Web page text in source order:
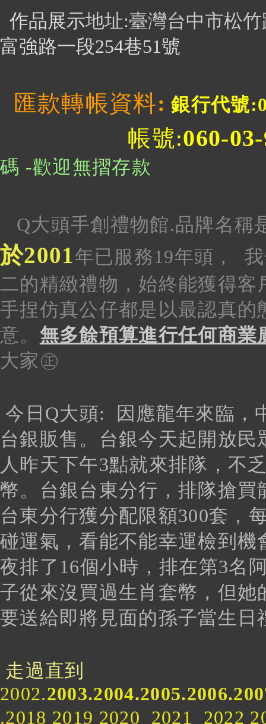
作品展示地址:臺灣台中市松
富強路一段254巷51號
匯款轉帳資料: 銀行代號
帳號:060-
碼 -歡迎無摺存款
Q大頭手創禮物館.品牌名稱
於2001年已服務19年頭 ，
二的精緻禮物，始終能獲得客
手捏仿真公仔都是以最認真的
意。 無多餘預算進行任何商
大家㊣
今日Q大頭:
因應龍年來臨，
台銀販售。台銀今天起開放
人昨天下午3點就來排隊，不
幣。台銀台東分行，排隊搶
台東分行獲分配限額300套，
碰運氣，看能不能幸運檢到
夜排了16個小時，排在第3名
子從來沒買過生肖套幣，但
要送給即將見面的孫子當生日
走過直到
2002.
.2018 2019 2020 2021 2022